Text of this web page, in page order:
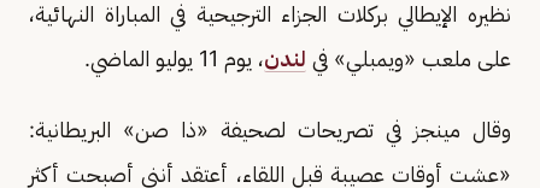
نظيره الإيطالي بركلات الجزاء الترجيحية في المباراة النهائية،
على ملعب «ويمبلي» في لندن، يوم 11 يوليو الماضي.
وقال مينجز في تصريحات لصحيفة «ذا صن» البريطانية:
«عشت أوقات عصيبة قبل اللقاء، أعتقد أنني أصبحت أكثر